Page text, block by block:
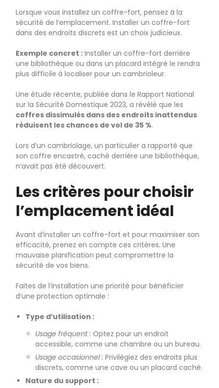
Lorsque vous installez un coffre-fort, pensez à la
sécurité de l’emplacement. Installer un coffre-fort
dans des endroits discrets est un choix judicieux.
Exemple concret : Installer un coffre-fort derrière
une bibliothèque ou dans un placard intégré le rendra
plus difficile à localiser pour un cambrioleur.
Une étude récente, publiée dans le Rapport National
sur la Sécurité Domestique 2023, a révélé que les
coffres dissimulés dans des endroits inattendus
réduisent les chances de vol de 35 %.
Lors d’un cambriolage, un particulier a rapporté que
son coffre encastré, caché derrière une bibliothèque,
n’avait pas été découvert.
Les critères pour choisir
l’emplacement idéal
Avant d’installer un coffre-fort et pour maximiser son
efficacité, prenez en compte ces critères. Une
mauvaise planification peut compromettre la
sécurité de vos biens.
Faites de l’installation une priorité pour bénéficier
d’une protection optimale :
Type d’utilisation :
Usage fréquent : Optez pour un endroit
accessible, comme une chambre ou un bureau.
Usage occasionnel : Privilégiez des endroits plus
discrets, comme une cave ou un placard caché.
Nature du support :